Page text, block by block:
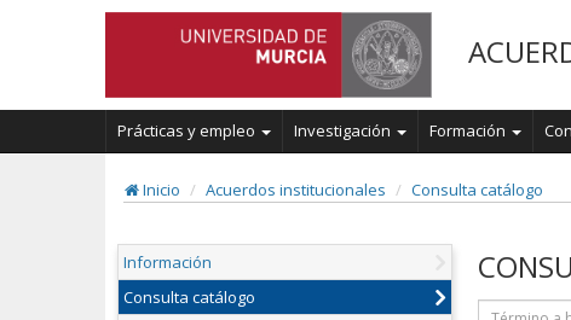
Prácticas y empleo Investigación Formación
Inicio Acuerdos institucionales Consulta catálogo
Información
Consulta catálogo